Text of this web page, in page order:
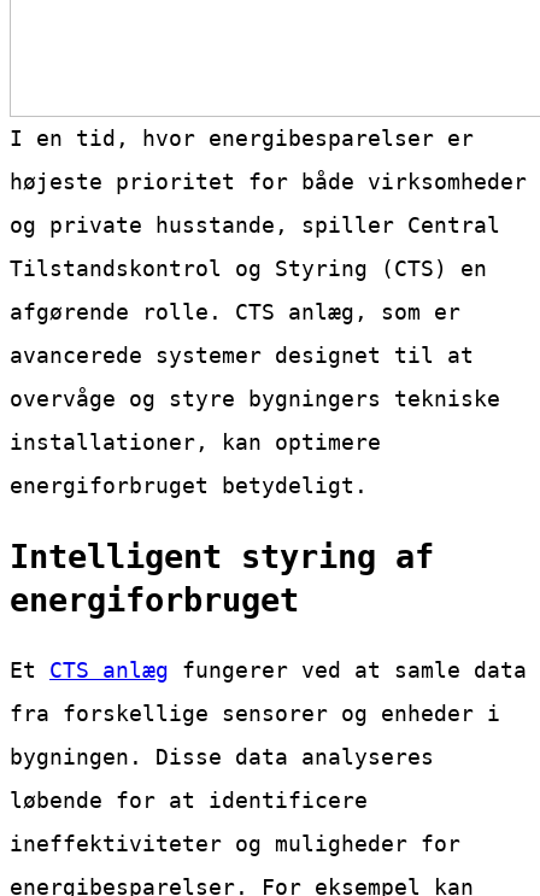
I en tid, hvor energibesparelser er
højeste prioritet for både virksomheder
og private husstande, spiller Central
Tilstandskontrol og Styring (CTS) en
afgørende rolle. CTS anlæg, som er
avancerede systemer designet til at
overvåge og styre bygningers tekniske
installationer, kan optimere
energiforbruget betydeligt.
Intelligent styring af
energiforbruget
Et CTS anlæg fungerer ved at samle data
fra forskellige sensorer og enheder i
bygningen. Disse data analyseres
løbende for at identificere
ineffektiviteter og muligheder for
energibesparelser. For eksempel kan